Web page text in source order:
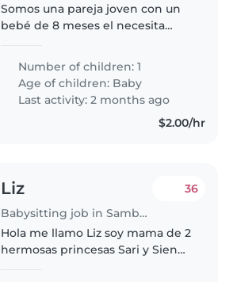
Somos una pareja joven con un
bebé de 8 meses el necesita
que tiene una enfermedad de su
corazón y pulmones.
Necesitamos alguien confiable,
responsable..
Number of children: 1
Age of children: Baby
Last activity: 2 months ago
$2.00/hr
Liz
Babysitting job in Samborondón
36
Hola me llamo Liz soy mama de 2
hermosas princesas Sari y Sienni,